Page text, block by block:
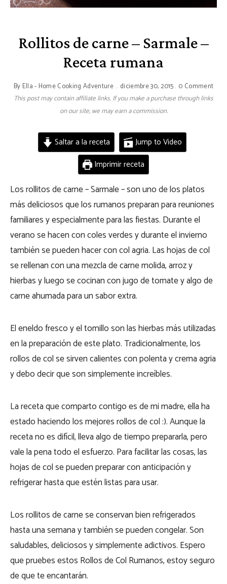
Rollitos de carne – Sarmale –
Receta rumana
By Ella - Home Cooking Adventure diciembre 30, 2015 0 Comment
This post may contain affiliate links. If you make a purchase through links
on our site, we may earn a commission.
Saltar a la receta
Jump to Video
Imprimir receta
Los rollitos de carne – Sarmale – son uno de los platos
más deliciosos que los rumanos preparan para reuniones
familiares y especialmente para las fiestas. Durante el
verano se hacen con coles verdes y durante el invierno
también se pueden hacer con col agria. Las hojas de col
se rellenan con una mezcla de carne molida, arroz y
hierbas y luego se cocinan con jugo de tomate y algo de
carne ahumada para un sabor extra.
El eneldo fresco y el tomillo son las hierbas más utilizadas
en la preparación de este plato. Tradicionalmente, los
rollos de col se sirven calientes con polenta y crema agria
y debo decir que son simplemente increíbles.
La receta que comparto contigo es de mi madre, ella ha
estado haciendo los mejores rollos de col :). Aunque la
receta no es difícil, lleva algo de tiempo prepararla, pero
vale la pena todo el esfuerzo. Para facilitar las cosas, las
hojas de col se pueden preparar con anticipación y
refrigerar hasta que estén listas para usar.
Los rollitos de carne se conservan bien refrigerados
hasta una semana y también se pueden congelar. Son
saludables, deliciosos y simplemente adictivos. Espero
que pruebes estos Rollos de Col Rumanos, estoy seguro
de que te encantarán.